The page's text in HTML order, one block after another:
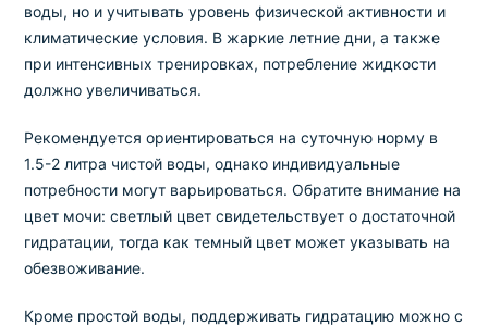
воды, но и учитывать уровень физической активности и
климатические условия. В жаркие летние дни, а также
при интенсивных тренировках, потребление жидкости
должно увеличиваться.
Рекомендуется ориентироваться на суточную норму в
1.5-2 литра чистой воды, однако индивидуальные
потребности могут варьироваться. Обратите внимание на
цвет мочи: светлый цвет свидетельствует о достаточной
гидратации, тогда как темный цвет может указывать на
обезвоживание.
Кроме простой воды, поддерживать гидратацию можно с